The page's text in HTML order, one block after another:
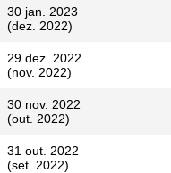
30 jan. 2023
(dez. 2022)
29 dez. 2022
(nov. 2022)
30 nov. 2022
(out. 2022)
31 out. 2022
(set. 2022)